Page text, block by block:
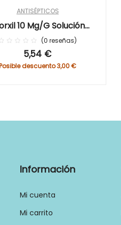
ANTISÉPTICOS
10 Mg/g Solución
Cutánea Frasco 50
Ml
0 reseñas
5,54 €
descuento 3,00 €
Información
Mi cuenta
Mi carrito